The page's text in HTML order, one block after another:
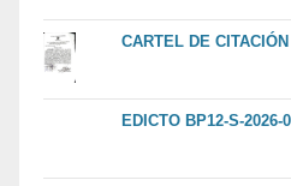
CARTEL DE
EDICTO BP12-S-2026-